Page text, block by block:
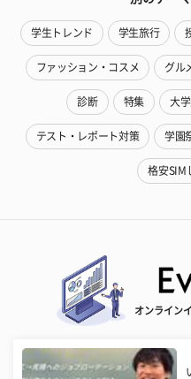
学生トレンド 学生旅行
ファッション・コスメ グル
診断 特集 大
テスト・レポート対策 学園
格安SIM
オンライン